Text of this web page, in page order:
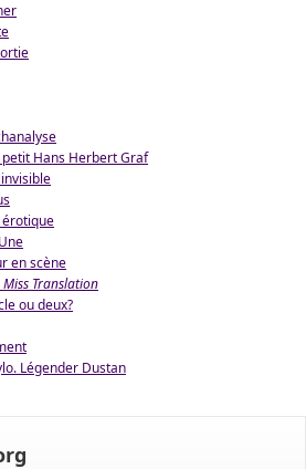
petit Hans Herbert Graf
en scène
Miss Translation
ou deux?
Légender Dustan